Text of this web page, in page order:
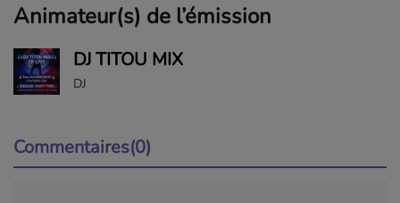
Animateur(s) de l’émission
DJ TITOU MIX
DJ
Commentaires(0)